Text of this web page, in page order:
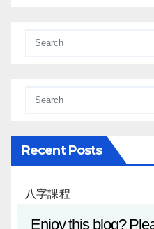
Recent Posts
八字課程
Enjoy this blog?